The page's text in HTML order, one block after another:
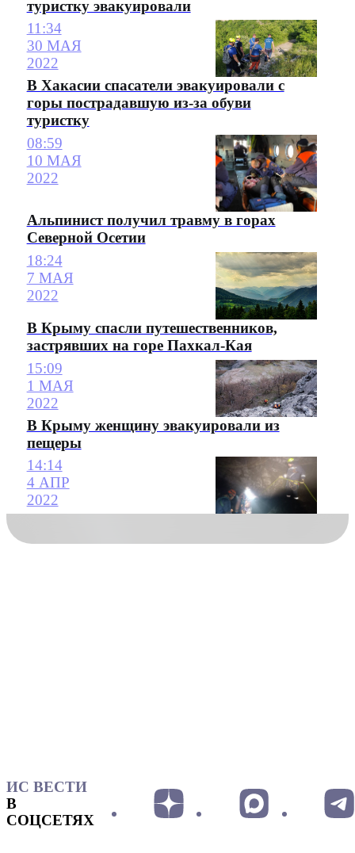
туристку эвакуировали
11:34
30 МАЯ
2022
В Хакасии спасатели эвакуировали с
горы пострадавшую из-за обуви
туристку
08:59
10 МАЯ
2022
Альпинист получил травму в горах
Северной Осетии
18:24
7 МАЯ
2022
В Крыму спасли путешественников,
застрявших на горе Пахкал-Кая
15:09
1 МАЯ
2022
В Крыму женщину эвакуировали из
пещеры
14:14
4 АПР
2022
ИС ВЕСТИ
В
СОЦСЕТЯХ